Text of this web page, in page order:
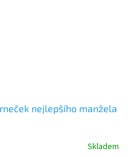
nejlepšího manžela
Skladem